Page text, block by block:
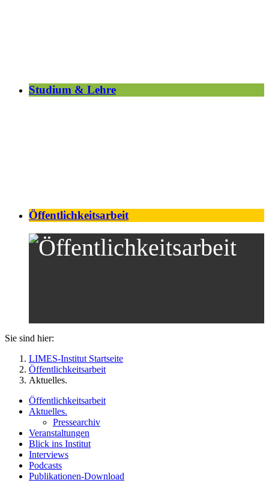
Studium & Lehre
Öffentlichkeitsarbeit
Sie sind hier:
LIMES-Institut Startseite
Öffentlichkeitsarbeit
Aktuelles.
Öffentlichkeitsarbeit
Aktuelles.
Pressearchiv
Veranstaltungen
Blick ins Institut
Interviews
Podcasts
Publikationen-Download